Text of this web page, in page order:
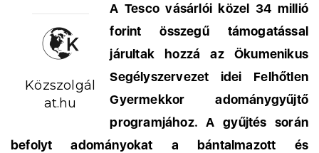
Közszolgál
at.hu
A Tesco vásárlói közel 34 millió
forint összegű támogatással
járultak hozzá az Ökumenikus
Segélyszervezet idei Felhőtlen
Gyermekkor adománygyűjtő
programjához. A gyűjtés során
befolyt adományokat a bántalmazott és